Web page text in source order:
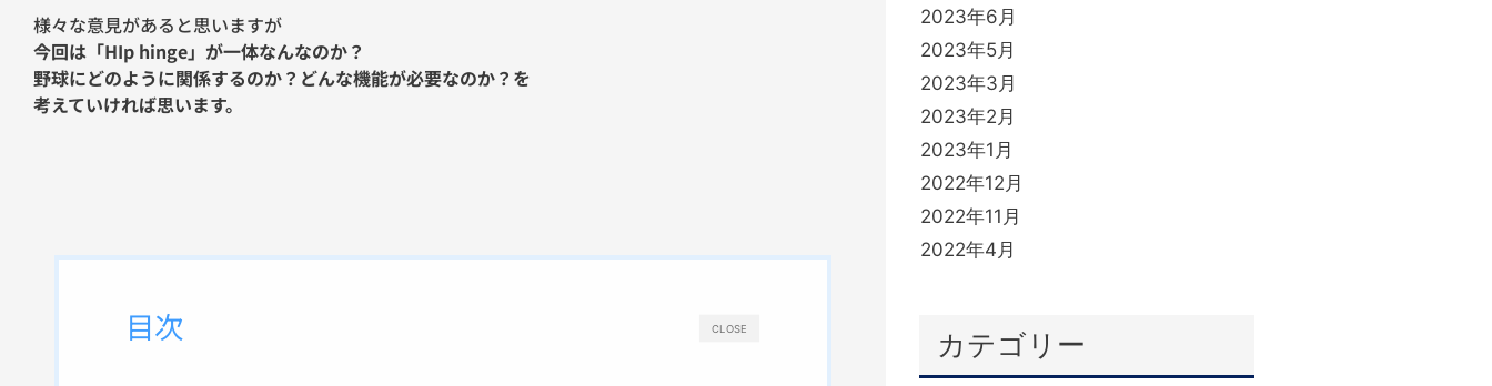
様々な意見があると思いますが
今回は「HIp hinge」が一体なんなのか？
野球にどのように関係するのか？どんな機能が必要なのか？を
考えていければ思います。
CLOSE
目次
2023年6月
2023年5月
2023年3月
2023年2月
2023年1月
2022年12月
2022年11月
2022年4月
カテゴリー